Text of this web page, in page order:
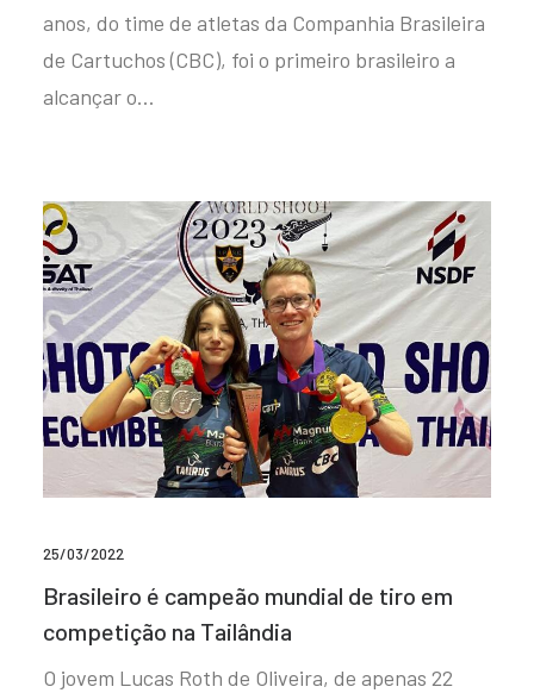
anos, do time de atletas da Companhia Brasileira
de Cartuchos (CBC), foi o primeiro brasileiro a
alcançar o…
25/03/2022
Brasileiro é campeão mundial de tiro em
competição na Tailândia
O jovem Lucas Roth de Oliveira, de apenas 22